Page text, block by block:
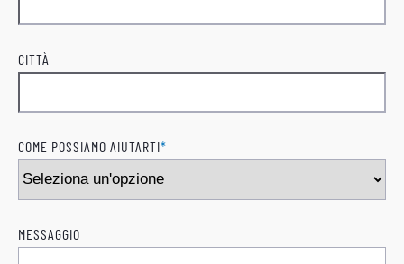
CITTÀ
COME POSSIAMO AIUTARTI*
MESSAGGIO